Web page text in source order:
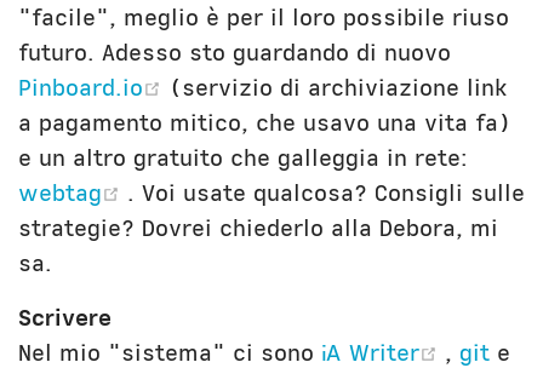
"facile", meglio è per il loro possibile riuso
futuro. Adesso sto guardando di nuovo
Pinboard.io
(opens new window)
(servizio di archiviazione link
a pagamento mitico, che usavo una vita fa)
e un altro gratuito che galleggia in rete:
webtag
(opens new window)
. Voi usate qualcosa? Consigli sulle
strategie? Dovrei chiederlo alla Debora, mi
sa.
Scrivere
Nel mio "sistema" ci sono iA Writer (opens
, git e